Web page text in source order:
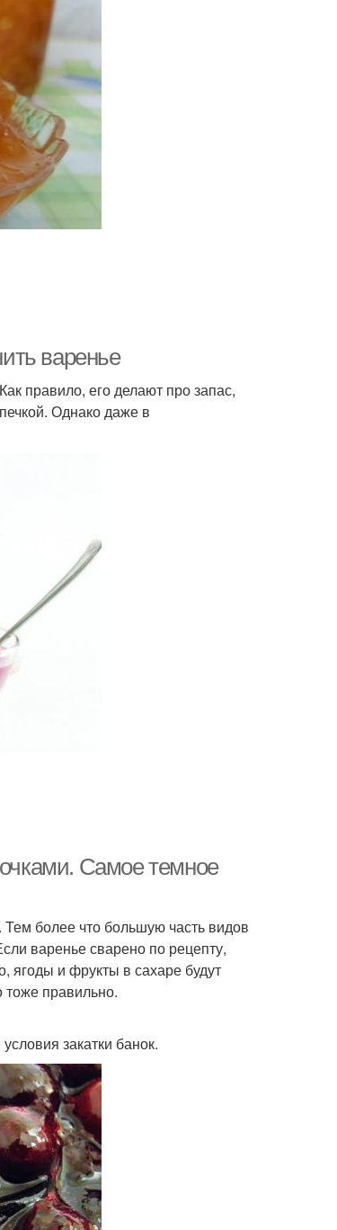
варенье
правило, его делают про запас,
Однако даже в
Самое темное
более что большую часть видов
варенье сварено по рецепту,
ягоды и фрукты в сахаре будут
тоже правильно.
закатки банок.